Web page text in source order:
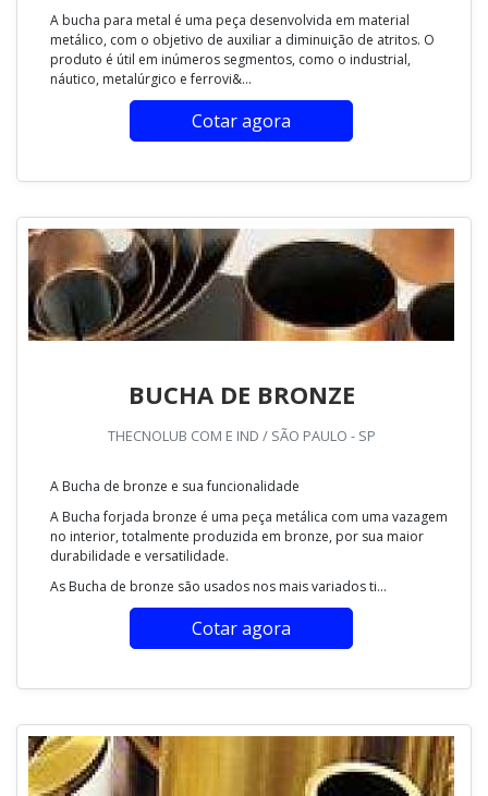
A bucha para metal é uma peça desenvolvida em material
metálico, com o objetivo de auxiliar a diminuição de atritos. O
produto é útil em inúmeros segmentos, como o industrial,
náutico, metalúrgico e ferrovi&...
Cotar agora
BUCHA DE BRONZE
THECNOLUB COM E IND / SÃO PAULO - SP
A Bucha de bronze e sua funcionalidade
A Bucha forjada bronze é uma peça metálica com uma vazagem
no interior, totalmente produzida em bronze, por sua maior
durabilidade e versatilidade.
As Bucha de bronze são usados nos mais variados ti...
Cotar agora